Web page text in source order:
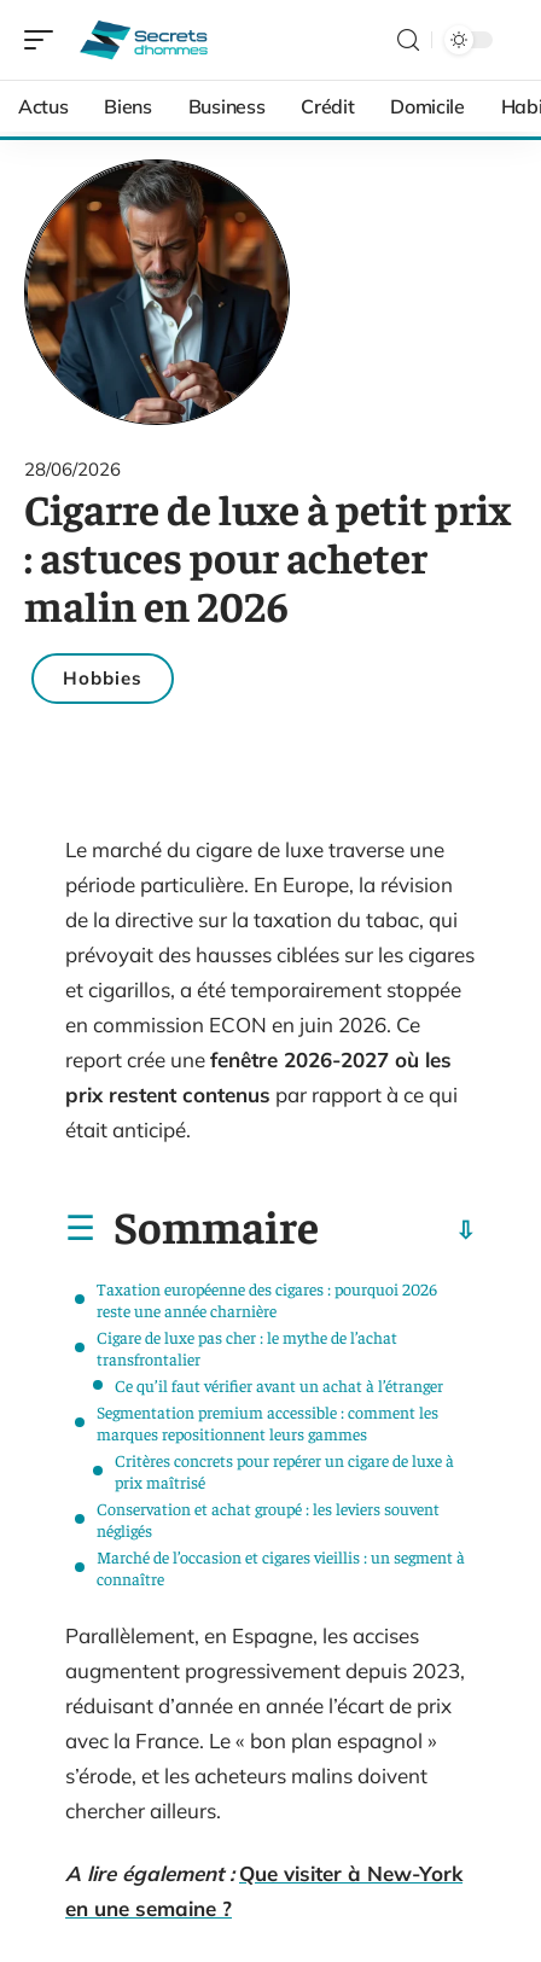
Actus Biens Business Crédit Domicile
28/06/2026
Cigarre de luxe à petit prix
: astuces pour acheter
malin en 2026
Hobbies
Le marché du cigare de luxe traverse une
période particulière. En Europe, la révision
de la directive sur la taxation du tabac, qui
prévoyait des hausses ciblées sur les cigares
et cigarillos, a été temporairement stoppée
en commission ECON en juin 2026. Ce
report crée unefenêtre 2026-2027 où les
prix restent contenus par rapport à ce qui
était anticipé.
Sommaire
Taxation européenne des cigares : pourquoi 2026
reste une année charnière
Cigare de luxe pas cher : le mythe de l’achat
transfrontalier
Ce qu’il faut vérifier avant un achat à l’étranger
Segmentation premium accessible : comment les
marques repositionnent leurs gammes
Critères concrets pour repérer un cigare de luxe à
prix maîtrisé
Conservation et achat groupé : les leviers souvent
négligés
Marché de l’occasion et cigares vieillis : un segment à
connaître
Parallèlement, en Espagne, les accises
augmentent progressivement depuis 2023,
réduisant d’année en année l’écart de prix
avec la France. Le « bon plan espagnol »
s’érode, et les acheteurs malins doivent
chercher ailleurs.
A lire également : Que visiter à New-York
en une semaine ?